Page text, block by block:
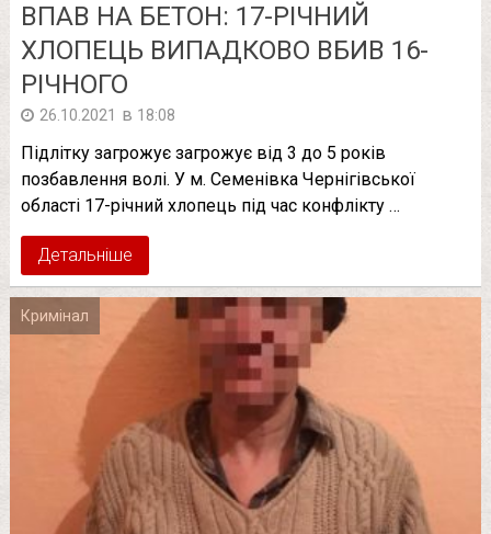
ВПАВ НА БЕТОН: 17-РІЧНИЙ
ХЛОПЕЦЬ ВИПАДКОВО ВБИВ 16-
РІЧНОГО
26.10.2021 в 18:08
Підлітку загрожує загрожує від 3 до 5 років
позбавлення волі. У м. Семенівка Чернігівської
області 17-річний хлопець під час конфлікту …
Детальніше
Кримінал